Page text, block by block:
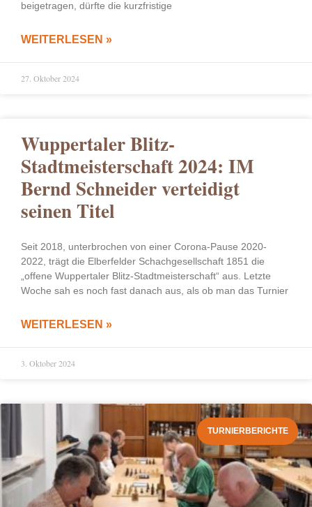
beigetragen, dürfte die kurzfristige
WEITERLESEN »
27. Oktober 2024
Wuppertaler Blitz-
Stadtmeisterschaft 2024: IM
Bernd Schneider verteidigt
seinen Titel
Seit 2018, unterbrochen von einer Corona-Pause 2020-
2022, trägt die Elberfelder Schachgesellschaft 1851 die
„offene Wuppertaler Blitz-Stadtmeisterschaft“ aus. Letzte
Woche sah es noch fast danach aus, als ob man das Turnier
WEITERLESEN »
3. Oktober 2024
TURNIERBERICHTE